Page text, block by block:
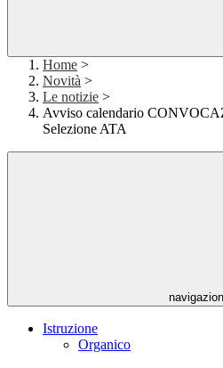
Home >
Novità >
Le notizie >
Avviso calendario
Selezione ATA
Istruzione
Organico